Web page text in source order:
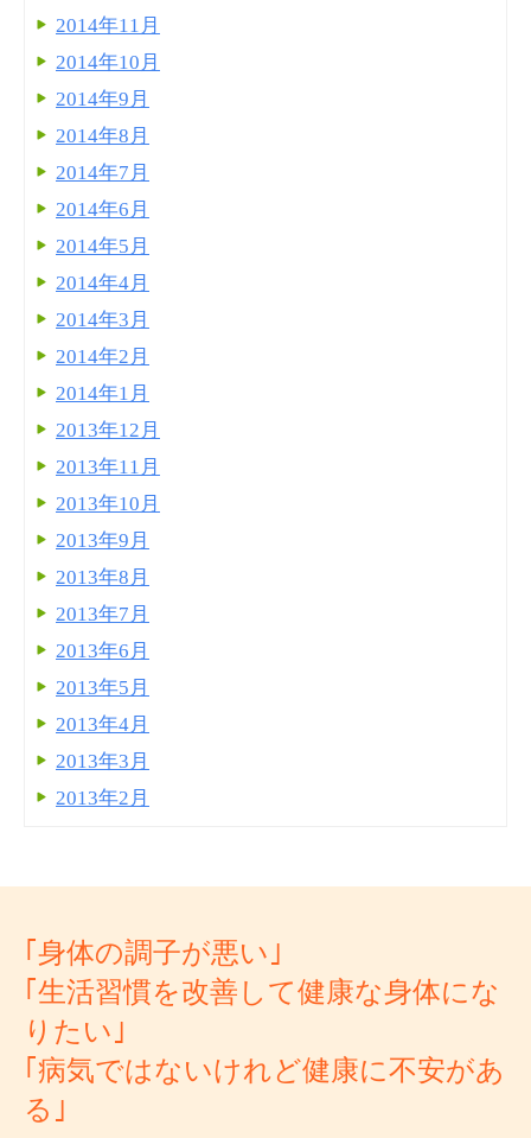
2014年11月
2014年10月
2014年9月
2014年8月
2014年7月
2014年6月
2014年5月
2014年4月
2014年3月
2014年2月
2014年1月
2013年12月
2013年11月
2013年10月
2013年9月
2013年8月
2013年7月
2013年6月
2013年5月
2013年4月
2013年3月
2013年2月
｢身体の調子が悪い｣
｢生活習慣を改善して健康な身体にな
りたい｣
｢病気ではないけれど健康に不安があ
る｣